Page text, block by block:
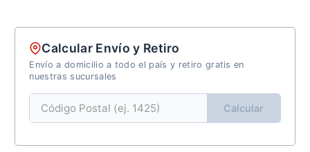
Calcular Envío y Retiro
Envío a domicilio a todo el país y retiro gratis en
nuestras sucursales
Calcular